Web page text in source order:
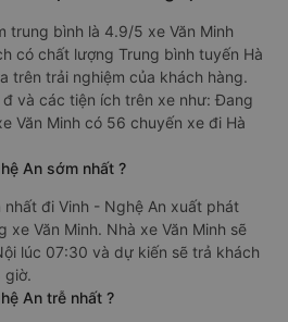
trung bình là 4.9/5 xe Văn Minh
có chất lượng Trung bình tuyến Hà
trên trải nghiệm của khách hàng.
và các tiện ích trên xe như: Đang
Văn Minh có 56 chuyến xe đi Hà
An sớm nhất ?
nhất đi Vinh - Nghệ An xuất phát
xe Văn Minh. Nhà xe Văn Minh sẽ
lúc 07:30 và dự kiến sẽ trả khách
giờ.
An trễ nhất ?